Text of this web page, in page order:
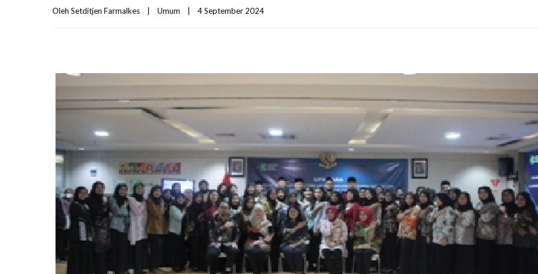
Oleh Setditjen Farmalkes Umum 4 September 2024